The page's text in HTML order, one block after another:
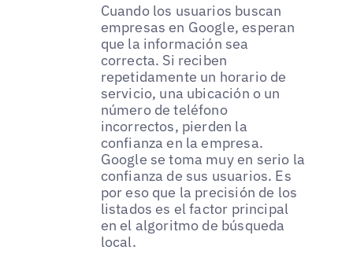
Cuando los usuarios buscan
empresas en Google, esperan
que la información sea
correcta. Si reciben
repetidamente un horario de
servicio, una ubicación o un
número de teléfono
incorrectos, pierden la
confianza en la empresa.
Google se toma muy en serio la
confianza de sus usuarios. Es
por eso que la precisión de los
listados es el factor principal
en el algoritmo de búsqueda
local.